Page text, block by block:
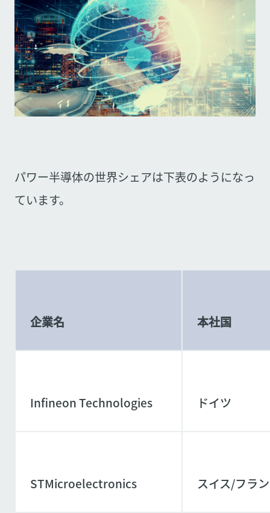
パワー半導体の世界シェアは下表のようになっ
ています。
企業名 本社国
Infineon Technologies ドイツ
STMicroelectronics スイス/フラ